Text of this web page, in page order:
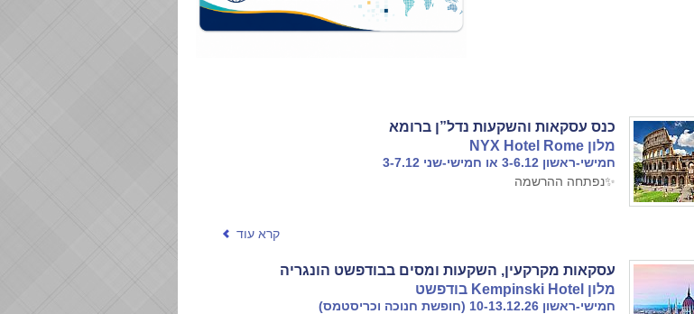
כנס עסקאות והשקעות נדל”ן ברומא
מלון NYX Hotel Rome
חמישי-ראשון 3-6.12 או חמישי-שני 3-7.12
✨נפתחה ההרשמה
קרא עוד
עסקאות מקרקעין, השקעות ומסים בבודפשט הונגריה
מלון Kempinski Hotel בודפשט
חמישי-ראשון 10-13.12.26 (חופשת חנוכה וכריסטמס)